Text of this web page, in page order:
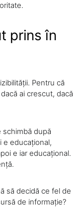
prins în
Pentru că
ai crescut, dacă
schimbă după
e educațional,
e iar educațional.
să decidă ce fel de
de informație?